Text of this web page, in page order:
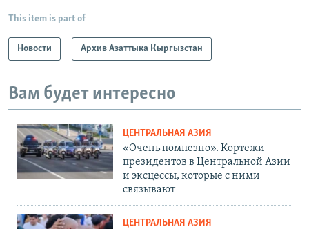
This item is part of
Новости Архив Азаттыка Кыргызстан
Вам будет интересно
ЦЕНТРАЛЬНАЯ АЗИЯ
«Очень помпезно». Кортежи
президентов в Центральной Азии
и эксцессы, которые с ними
связывают
ЦЕНТРАЛЬНАЯ АЗИЯ